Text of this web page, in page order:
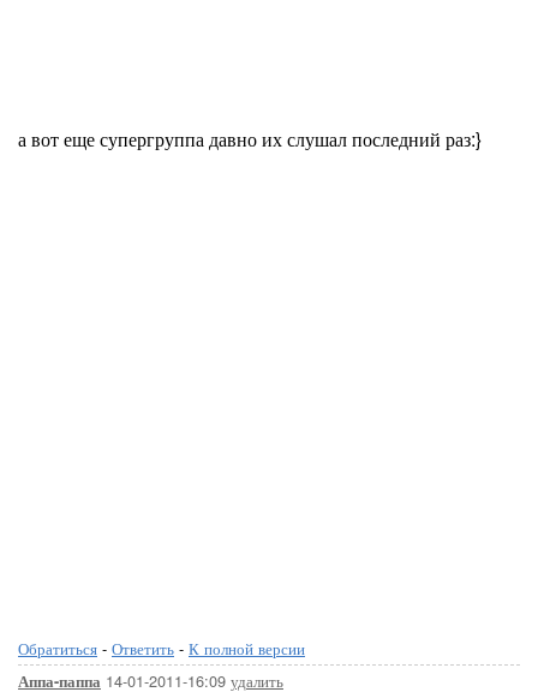
а вот еще супергруппа давно их слушал последний раз:}
Обратиться - Ответить - К полной версии
Аппа-паппа 14-01-2011-16:09 удалить